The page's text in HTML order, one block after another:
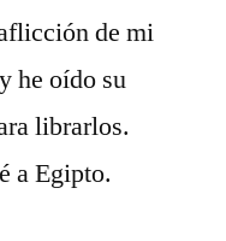
de mi
he oído su
librarlos.
a Egipto.